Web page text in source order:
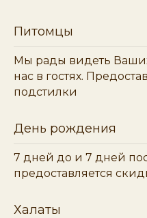
Питомцы
Мы рады видеть
нас в гостях.
подстилки
День рождения
7 дней до и 7 дней
предоставляется
Халаты